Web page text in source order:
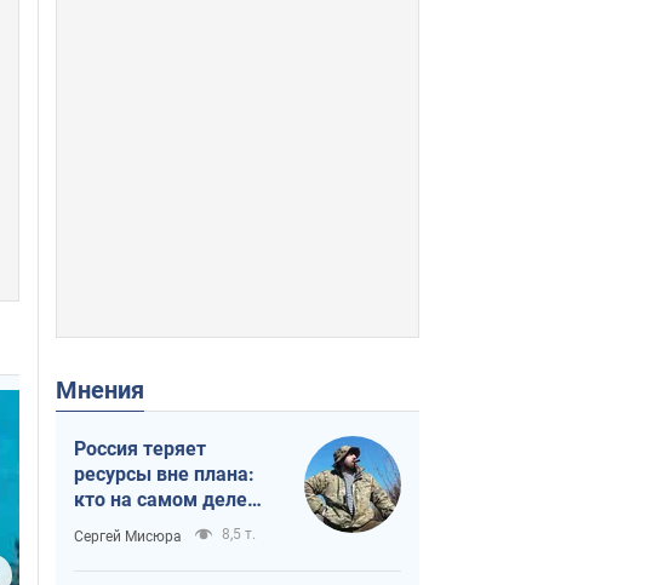
Мнения
Россия теряет
ресурсы вне плана:
кто на самом деле
диктует темп войны
Сергей Мисюра 8,5 т.